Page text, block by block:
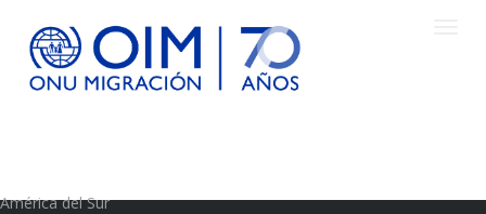
América del Sur